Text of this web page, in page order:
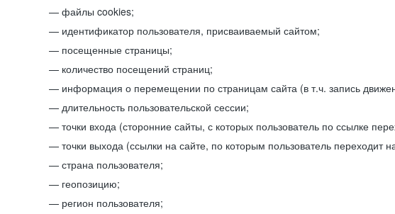
файлы cookies;
идентификатор пользователя, присваиваемый сайтом;
посещенные страницы;
количество посещений страниц;
информация о перемещении по страницам сайта (в т.ч. запись
длительность пользовательской сессии;
точки входа (сторонние сайты, с которых пользователь по ссылке
точки выхода (ссылки на сайте, по которым пользователь переходит
страна пользователя;
геопозицию;
регион пользователя;